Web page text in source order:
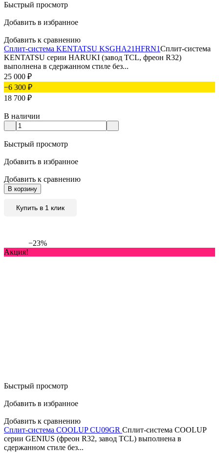
Быстрый просмотр
Добавить в избранное
Добавить к сравнению
Сплит-система KENTATSU KSGHA21HFRN1Сплит-система
KENTATSU серии HARUKI (завод TCL, фреон R32)
выполнена в сдержанном стиле без...
25 000 ₽
−6 300 ₽
18 700 ₽
В наличии
Быстрый просмотр
Добавить в избранное
Добавить к сравнению
В корзину
Купить в 1 клик
−23%
Акция!
Быстрый просмотр
Добавить в избранное
Добавить к сравнению
Сплит-система COOLUP CU09GR Сплит-система COOLUP
серии GENIUS (фреон R32, завод TCL) выполнена в
сдержанном стиле без...